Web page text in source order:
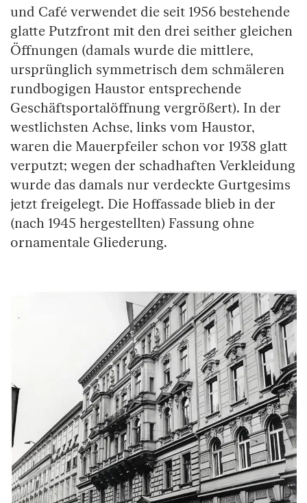
und Café verwendet die seit 1956 bestehende
glatte Putzfront mit den drei seither gleichen
Öffnungen (damals wurde die mittlere,
ursprünglich symmetrisch dem schmäleren
rundbogigen Haustor entsprechende
Geschäftsportalöffnung vergrößert). In der
westlichsten Achse, links vom Haustor,
waren die Mauerpfeiler schon vor 1938 glatt
verputzt; wegen der schadhaften Verkleidung
wurde das damals nur verdeckte Gurtgesims
jetzt freigelegt. Die Hoffassade blieb in der
(nach 1945 hergestellten) Fassung ohne
ornamentale Gliederung.